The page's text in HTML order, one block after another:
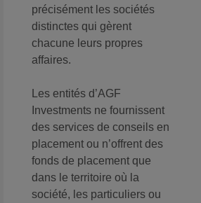
précisément les sociétés
distinctes qui gèrent
chacune leurs propres
affaires.
Les entités d’AGF
Investments ne fournissent
des services de conseils en
placement ou n’offrent des
fonds de placement que
dans le territoire où la
société, les particuliers ou